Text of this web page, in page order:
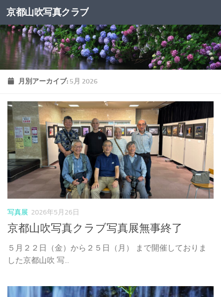
コンテンツへスキップ
京都山吹写真クラブ
月別アーカイブ: 5月 2026
写真展 2026年5月26日
京都山吹写真クラブ写真展無事終了
５月２２日（金）から２５日（月） まで開催しておりま
した京都山吹 写...